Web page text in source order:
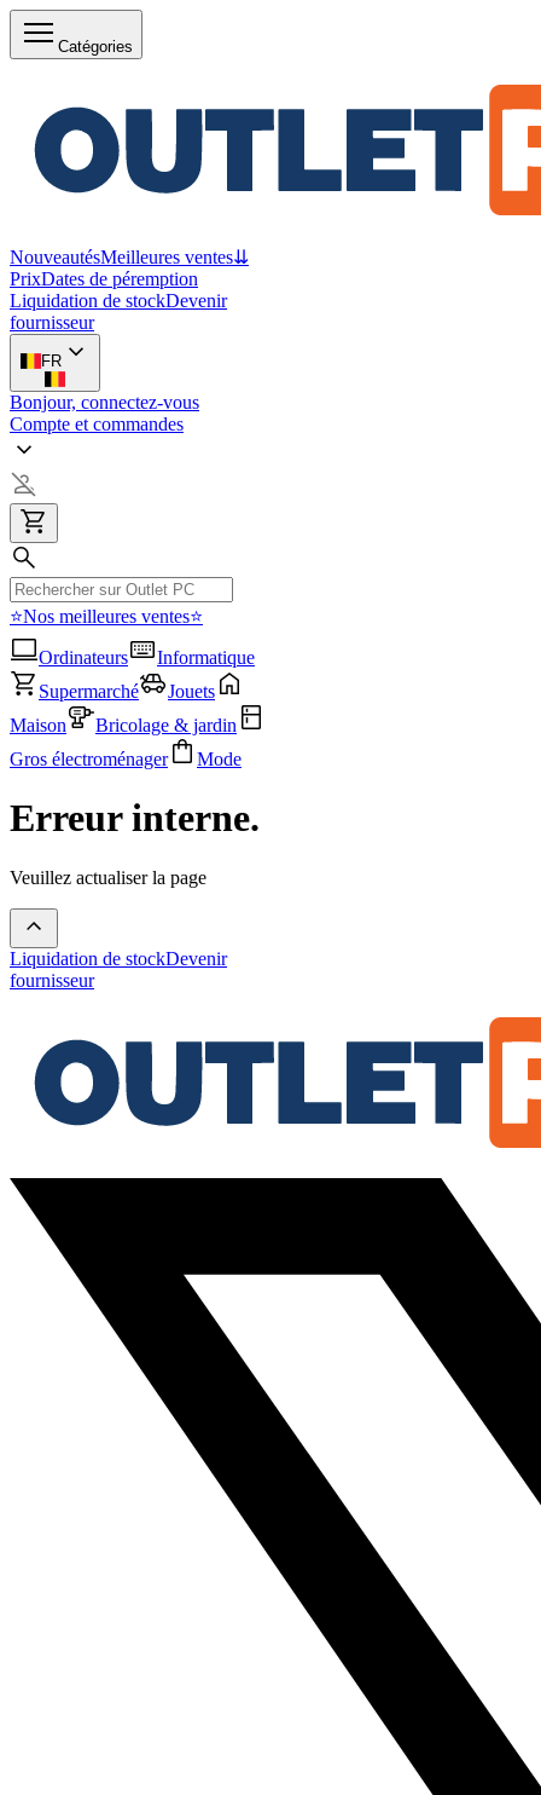
Catégories
NouveautésMeilleures ventes⇊
PrixDates de péremption
Liquidation de stockDevenir
fournisseur
FR
Bonjour, connectez-vous
Compte et commandes
⭐Nos meilleures ventes⭐
Ordinateurs
Informatique
Supermarché
Jouets
Maison
Bricolage & jardin
Gros électroménager
Mode
Erreur interne.
Veuillez actualiser la page
Liquidation de stockDevenir
fournisseur